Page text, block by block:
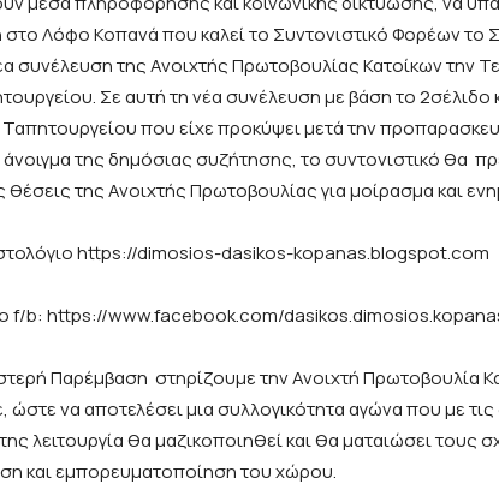
Λόφο Κοπανά που καλεί το Συντονιστικό Φορέων το
συνέλευση της Ανοιχτής Πρωτοβουλίας Κατοίκων την
Σε αυτή τη νέα συνέλευση με βάση το 2σέλιδο
Ταπητουργείου που είχε προκύψει μετά την
άνοιγμα της δημόσιας συζήτησης, το συντονιστικό θα
θέσεις της Ανοιχτής Πρωτοβουλίας για μοίρασμα και
https://dimosios-dasikos-kopanas.blogspot.com
f/b: https://www.facebook.com/
Παρέμβαση στηρίζουμε την Ανοιχτή Πρωτοβουλία
να αποτελέσει μια συλλογικότητα αγώνα που με τις
λειτουργία θα μαζικοποιηθεί και θα ματαιώσει τους
και εμπορευματοποίηση του χώρου.